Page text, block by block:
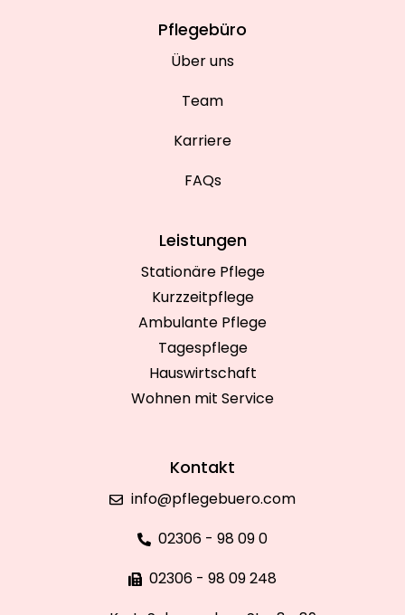
Pflegebüro
Über uns
Team
Karriere
FAQs
Leistungen
Stationäre Pflege
Kurzzeitpflege
Ambulante Pflege
Tagespflege
Hauswirtschaft
Wohnen mit Service
Kontakt
info@pflegebuero.com
02306 - 98 09 0
02306 - 98 09 248